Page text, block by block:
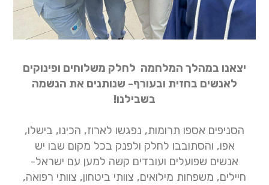
יצאנו במהלך המלחמה לחלק משלוחים ופינוקים
לאנשים בחזית ובעורף- שנותנים את הנשמה
בשבילנו!
הסניפים אספו תרומות, נפגשו לארוז, הכינו, בישלו,
אפו, והסתובבו לחלק ולפנק בכל מקום שבו יש
אנשים שפועלים ועובדים קשה למען עם ישראל-
חיילים, משפחות מילואים, צוותי ביטחון, צוותי רפואה,